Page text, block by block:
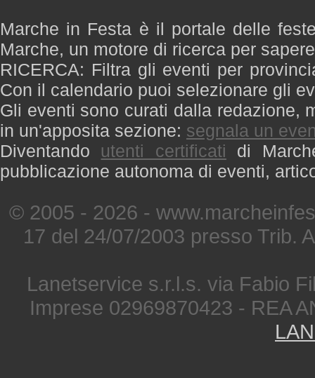
Marche in Festa è il portale delle
Marche, un motore di ricerca per
RICERCA: Filtra gli eventi per
Con il calendario puoi selezionare gli
Gli eventi sono curati dalla redazione,
in un'apposita sezione: segnala un
Diventando utenti certificati di
pubblicazione autonoma di eventi,
© 2005 - 2026 -
17 del 24/07/2003 presso Trib.
Lanetservice s.r.l.s. via Fabio
Imprese 02969870423 - REA